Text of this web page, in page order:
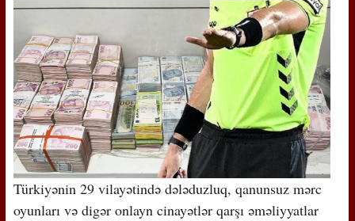
Türkiyənin 29 vilayətində dələduzluq, qanunsuz mərc
oyunları və digər onlayn cinayətlər qarşı əməliyyatlar